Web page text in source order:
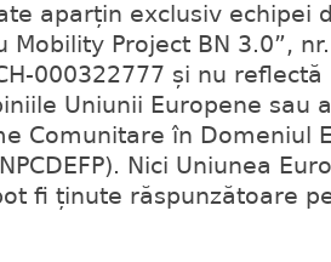
aparțin exclusiv echipei
Mobility Project BN 3.0”,
000322777 și nu
Uniunii Europene sau
Comunitare în Domeniul
Nici Uniunea
fi ținute răspunzătoare